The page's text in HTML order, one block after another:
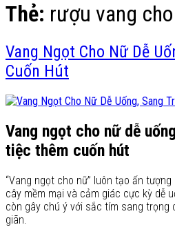
Thẻ: rượu vang
Vang Ngọt Cho Nữ Dễ
Cuốn Hút
Vang ngọt cho nữ dễ
tiệc thêm cuốn hút
“Vang ngọt cho nữ” luôn tạo ấn
cây mềm mại và cảm giác cực kỳ dễ
còn gây chú ý với sắc tím sang trọng
giãn.